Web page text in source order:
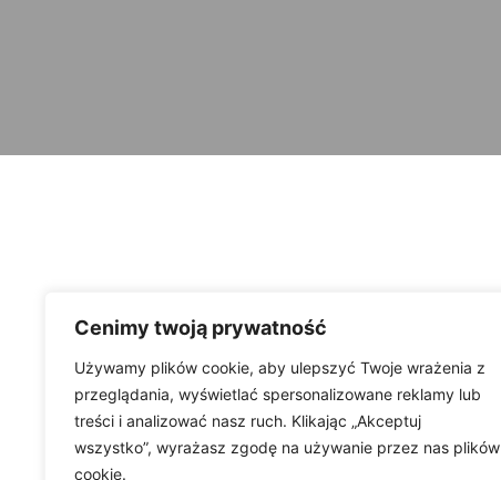
Cenimy twoją prywatność
Używamy plików cookie, aby ulepszyć Twoje wrażenia z
przeglądania, wyświetlać spersonalizowane reklamy lub
treści i analizować nasz ruch. Klikając „Akceptuj
wszystko”, wyrażasz zgodę na używanie przez nas plików
cookie.